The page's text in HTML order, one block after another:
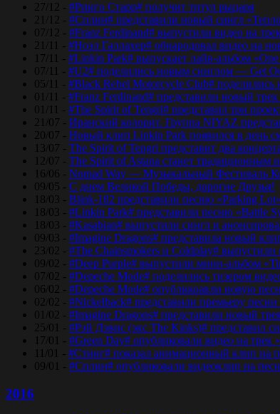
27/12 - #Ринго Старр# получит титул рыцаря
21/12 - #Сплин# представили новый сингл
07/12 - #Franz Ferdinand# выпустили видео на
21/11 - #Ноэл Галлахер# обнародовал видео на
17/11 - #Linkin Park# выпускает лайв-альбом
07/11 - #U2# поделились новым синглом — Get
05/11 - #Black Rebel Motorcycle Club#
01/11 - #Franz Ferdinand# представили новый
01/11 - #The Spirit of Tengri# представил три
21/07 - Иранский колорит. Группа NIYAZ
20/07 - Новый клип Linkin Park появился в день
13/07 - The Spirit of Tengri представит два
12/07 - The Spirit of Astana станет
16/06 - Nomad Way — Музыкальный Фестиваль
09/05 - С днем Великой Победы, дорогие Друзья!
18/03 - Blink-182 представили песню «Parking Lot»
18/03 - #Linkin Park# представили песню «Bаttlе
18/03 - #Kasabian# выпустили сингл и
09/03 - #Imagine Dragons# представила новый
23/02 - #The Chainsmokers и Coldplay# выпустили
09/02 - #Deep Purple# выпустили мини-альбом
07/02 - #Depeche Mode# поделились тизером
06/02 - #Depeche Mode# опубликоавли новую
02/02 - #Nickelback# представили премьеру песни
01/02 - #Imagine Dragons# представили новый
25/01 - #Рэй Дэвис (экс The Kinks)# представил
17/01 - #Green Day# опубликовали видео на трек
11/01 - #Стинг# показал анимационный клип на
09/01 - #Сплин# опубликовали видеоклип на
2016